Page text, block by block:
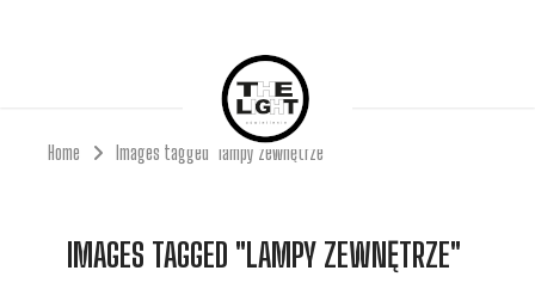
Home Images tagged "lampy zewnętrze"
IMAGES TAGGED "LAMPY ZEWNĘTRZE"